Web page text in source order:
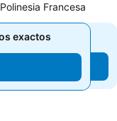
Francesa
exactos
exactos